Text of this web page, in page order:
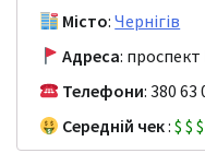
Місто:Чернігів
Адреса:
Телефони: 380 63
Середній чек:$ $ $